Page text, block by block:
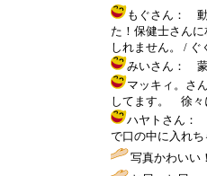
もぐさん：
た！保健士さん
しれません。 / ぐ
みいさん： 蒙
マッキィ。さ
してます。 徐々
ハヤトさん：
で口の中に入れ
写真かわいい